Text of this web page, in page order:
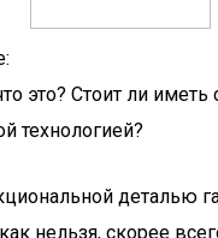
это? Стоит ли
технологией?
деталью
нельзя, скорее